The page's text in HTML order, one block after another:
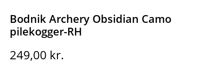
Bodnik Archery Obsidian Camo
pilekogger-RH
249,00 kr.